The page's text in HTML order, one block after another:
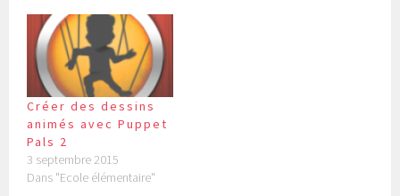
Créer des dessins
animés avec Puppet
Pals 2
3 septembre 2015
Dans "Ecole élémentaire"